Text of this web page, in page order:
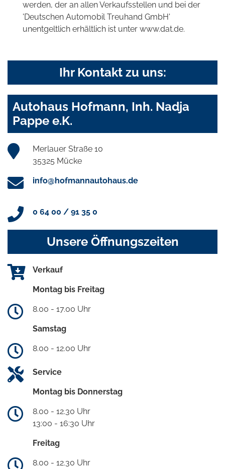
werden, der an allen Verkaufsstellen und bei der
'Deutschen Automobil Treuhand GmbH'
unentgeltlich erhältlich ist unter www.dat.de.
Ihr Kontakt zu uns:
Autohaus Hofmann, Inh. Nadja
Pappe e.K.
Merlauer Straße 10
35325 Mücke
info@hofmannautohaus.de
0 64 00 / 91 35 0
Unsere Öffnungszeiten
Verkauf
Montag bis Freitag
8.00 - 17.00 Uhr
Samstag
8.00 - 12.00 Uhr
Service
Montag bis Donnerstag
8.00 - 12.30 Uhr
13:00 - 16:30 Uhr
Freitag
8.00 - 12.30 Uhr